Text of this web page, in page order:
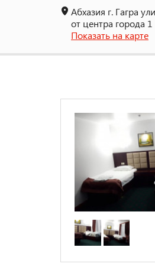
Абхазия г. Гагра
от центра города
Показать на карте